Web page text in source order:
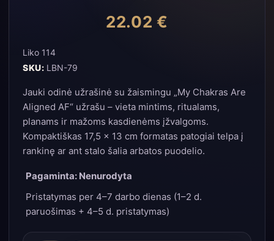
22.02 €
Liko 114
SKU: LBN-79
Jauki odinė užrašinė su žaismingu „My Chakras Are
Aligned AF“ užrašu – vieta mintims, ritualams,
planams ir mažoms kasdienėms įžvalgoms.
Kompaktiškas 17,5 × 13 cm formatas patogiai telpa į
rankinę ar ant stalo šalia arbatos puodelio.
Pagaminta: Nenurodyta
Pristatymas per 4–7 darbo dienas (1–2 d.
paruošimas + 4–5 d. pristatymas)